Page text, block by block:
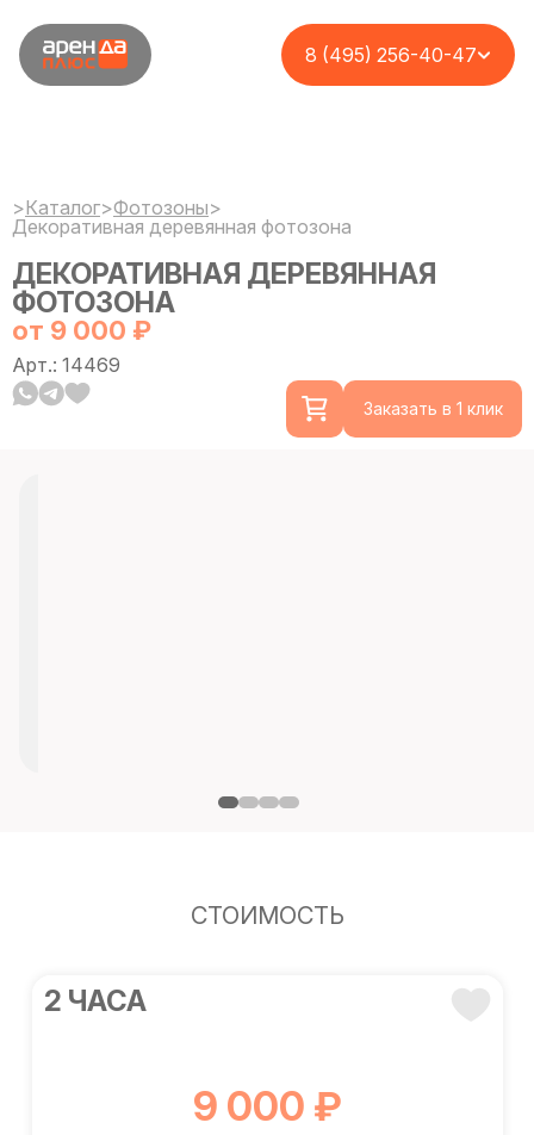
8 (495) 256-40-47
>Каталог>Фотозоны>
Декоративная деревянная фотозона
ДЕКОРАТИВНАЯ ДЕРЕВЯННАЯ
ФОТОЗОНА
от 9 000 ₽
Арт.: 14469
Заказать в 1 клик
СТОИМОСТЬ
2 ЧАСА
9 000 ₽